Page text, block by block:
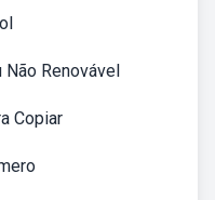
Renovável
Copiar